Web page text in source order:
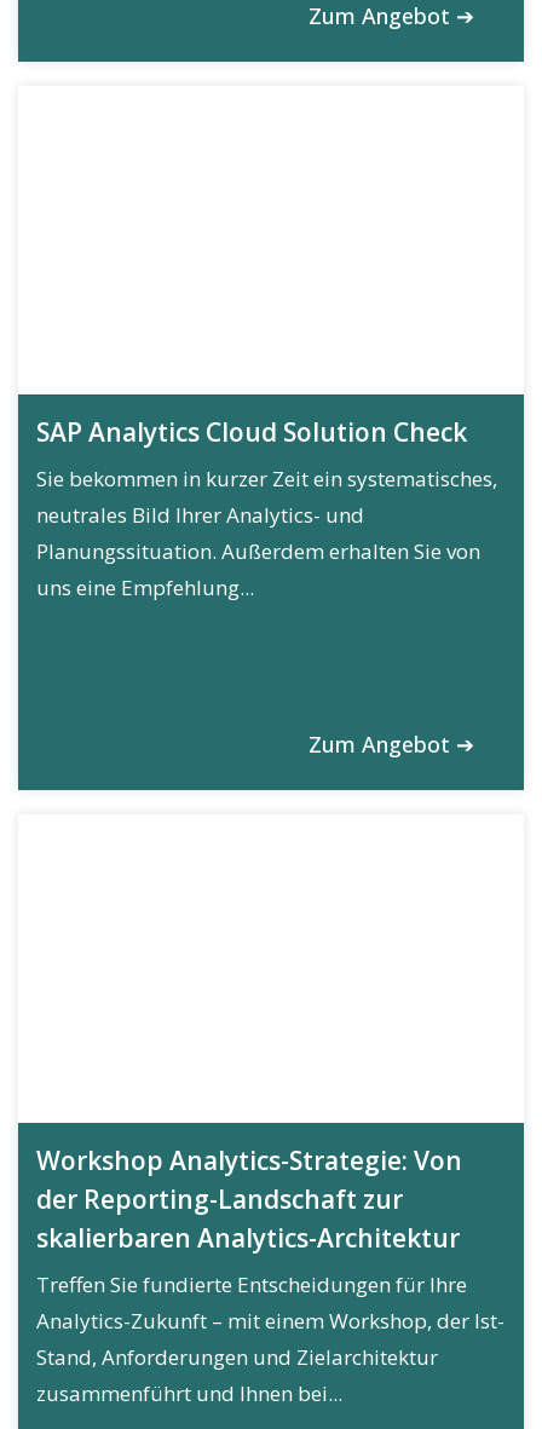
Zum Angebot ➔
SAP Analytics Cloud Solution Check
Sie bekommen in kurzer Zeit ein systematisches,
neutrales Bild Ihrer Analytics- und
Planungssituation. Außerdem erhalten Sie von
uns eine Empfehlung...
Zum Angebot ➔
Workshop Analytics-Strategie: Von
der Reporting-Landschaft zur
skalierbaren Analytics-Architektur
Treffen Sie fundierte Entscheidungen für Ihre
Analytics-Zukunft – mit einem Workshop, der Ist-
Stand, Anforderungen und Zielarchitektur
zusammenführt und Ihnen bei...